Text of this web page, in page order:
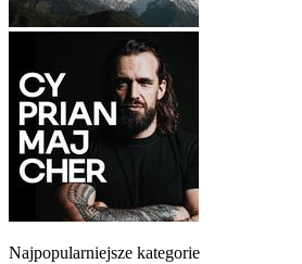
Najpopularniejsze kategorie